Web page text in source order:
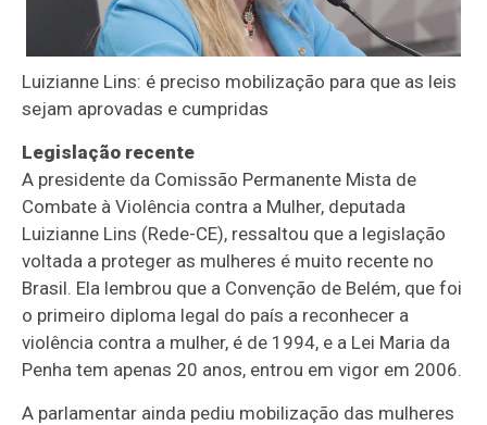
Luizianne Lins: é preciso mobilização para que as leis
sejam aprovadas e cumpridas
Legislação recente
A presidente da Comissão Permanente Mista de
Combate à Violência contra a Mulher, deputada
Luizianne Lins (Rede-CE), ressaltou que a legislação
voltada a proteger as mulheres é muito recente no
Brasil. Ela lembrou que a Convenção de Belém, que foi
o primeiro diploma legal do país a reconhecer a
violência contra a mulher, é de 1994, e a Lei Maria da
Penha tem apenas 20 anos, entrou em vigor em 2006.
A parlamentar ainda pediu mobilização das mulheres